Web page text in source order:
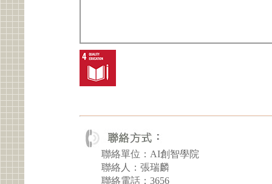
聯絡單位：AI創智學院
聯絡人：張瑞麟
聯絡電話：3656